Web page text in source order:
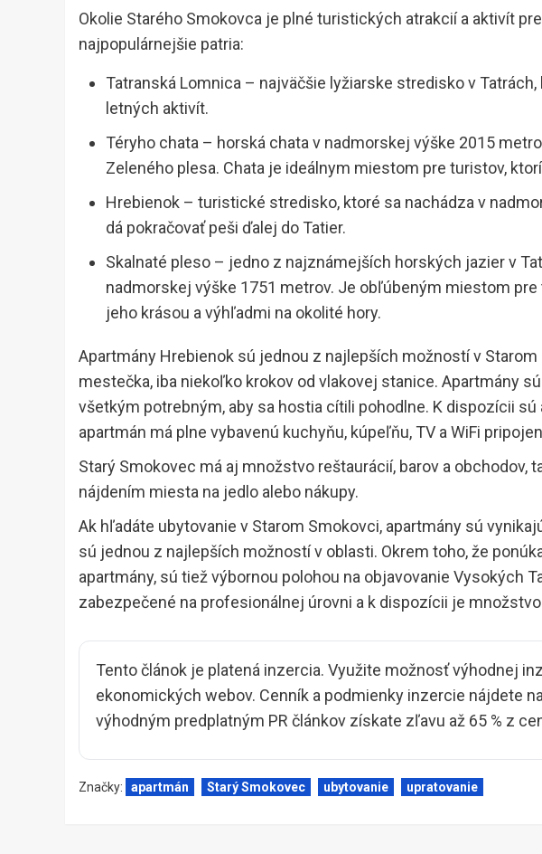
Okolie Starého Smokovca je plné turistických atrakcií a aktivít
najpopulárnejšie patria:
Tatranská Lomnica – najväčšie lyžiarske stredisko v
letných aktivít.
Téryho chata – horská chata v nadmorskej výške 2015
Zeleného plesa. Chata je ideálnym miestom pre turistov,
Hrebienok – turistické stredisko, ktoré sa nachádza v
dá pokračovať peši ďalej do Tatier.
Skalnaté pleso – jedno z najznámejších horských jazier v
nadmorskej výške 1751 metrov. Je obľúbeným miestom
jeho krásou a výhľadmi na okolité hory.
Apartmány Hrebienok sú jednou z najlepších možností v
mestečka, iba niekoľko krokov od vlakovej stanice. Apartmány
všetkým potrebným, aby sa hostia cítili pohodlne. K dispozícii sú
apartmán má plne vybavenú kuchyňu, kúpeľňu, TV a WiFi
Starý Smokovec má aj množstvo reštaurácií, barov a obchodov,
nájdením miesta na jedlo alebo nákupy.
Ak hľadáte ubytovanie v Starom Smokovci, apartmány sú
sú jednou z najlepších možností v oblasti. Okrem toho, že
apartmány, sú tiež výbornou polohou na objavovanie Vysokých
zabezpečené na profesionálnej úrovni a k dispozícii je
Tento článok je platená inzercia. Využite možnosť výhodnej
ekonomických webov. Cenník a podmienky inzercie nájdete
výhodným predplatným PR článkov získate zľavu až 65 % z
Značky: apartmán Starý Smokovec ubytovanie upratovanie